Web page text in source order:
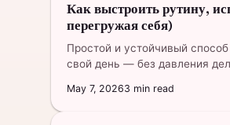
Как выстроить рутину,
перегружая себя)
Простой и устойчивый
свой день — без давления
May 7, 20263 min read